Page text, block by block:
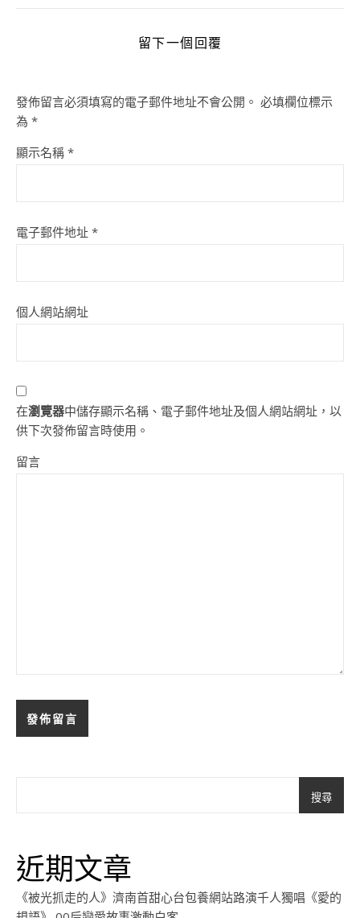
留下一個回覆
發佈留言必須填寫的電子郵件地址不會公開。 必填欄位標示
為 *
顯示名稱 *
電子郵件地址 *
個人網站網址
在瀏覽器中儲存顯示名稱、電子郵件地址及個人網站網址，以
供下次發佈留言時使用。
留言
搜尋
近期文章
《被光抓走的人》濟南首甜心台包養網站路演千人獨唱《愛的